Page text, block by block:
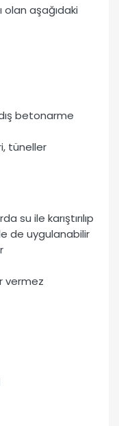
olan aşağıdaki
betonarme
tüneller
su ile karıştırılıp
de uygulanabilir
vermez